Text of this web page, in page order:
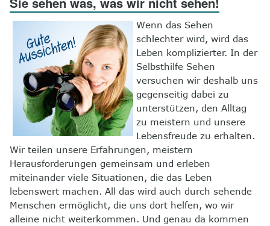
8
Kontakt
Wenn das Sehen
schlechter wird, wird das
Leben komplizierter. In der
Selbsthilfe Sehen
versuchen wir deshalb uns
gegenseitig dabei zu
unterstützen, den Alltag
zu meistern und unsere
Lebensfreude zu erhalten.
Wir teilen unsere Erfahrungen, meistern
Herausforderungen gemeinsam und erleben
miteinander viele Situationen, die das Leben
lebenswert machen. All das wird auch durch sehende
Menschen ermöglicht, die uns dort helfen, wo wir
alleine nicht weiterkommen. Und genau da kommen